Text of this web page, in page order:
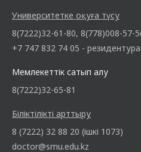
Университетке оқуға түсу
8(7222)32-61-80, 8(778)008-57-
+7 747 832 74 05 - резидентура
Мемлекеттік сатып алу
8(7222)32-65-81
Біліктілікті арттыру
8 (7222) 32 88 20 (ішкі 1073)
doctor@smu.edu.kz